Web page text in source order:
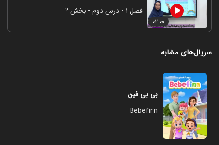
۰۲:۰۰
فصل ۱ - درس دوم - بخش ۲
سریال‌های مشابه
بی بی فین
Bebefinn